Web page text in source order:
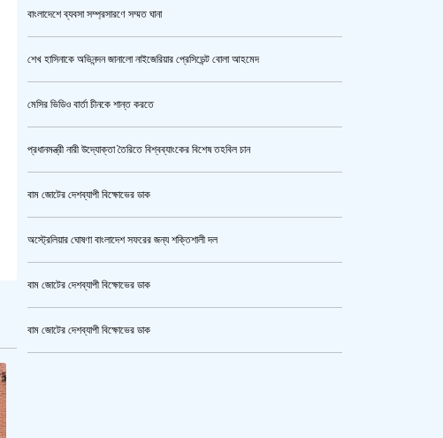
একরামুল হত্যা : হাসিনা-বেনজীরসহ ৮
ভারতের শিক্ষামন্ত্রী ধর্মেন্দ্র প্রধানের
বাংলাদেশে ব্যবসা সম্প্রসারণে সম্মত ঘানা
শেখ হাসিনাকে অভিনন্দন জানালো নাইজেরিয়ার প্রেসিডেন্ট বোলা আহমেদ
মেসির ভিডিও বার্তা চীনকে শান্ত করতে
প্রধানমন্ত্রী নারী উদ্যোক্তা তৈরিতে বিশ্বব্যাংকের বিশেষ তহবিল চান
বাম জোটের দেশব্যাপী বিক্ষোভের ডাক
অস্ট্রেলিয়ার ঘোষণা বাংলাদেশ সফরের জন্য শক্তিশালী দল
বাম জোটের দেশব্যাপী বিক্ষোভের ডাক
বাম জোটের দেশব্যাপী বিক্ষোভের ডাক